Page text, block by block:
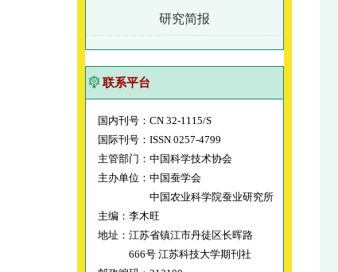
研究简报
联系平台
国内刊号：CN 32-1115/S
国际刊号：ISSN 0257-4799
主管部门：中国科学技术协会
主办单位：中国蚕学会
中国农业科学院蚕业研究所
主编：李木旺
地址：江苏省镇江市丹徒区长晖路
666号 江苏科技大学期刊社